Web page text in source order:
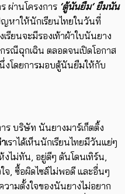
ผ่านโครงการ ‘ตู้นันยืม‘ยืมนัน
หาให้นักเรียนไทยในวันที่
เรียนจะมีรองเท้าผ้าใบนันยาง
รณีฉุกเฉิน ตลอดจนเปิดโอกาส
งโดยการมอบตู้นันยืมให้กับ
ร บริษัท นันยางมาร์เก็ตติ้ง
เราได้เห็นนักเรียนไทยมีวันแย่ๆ
งไม่ทัน, อยู่ดีๆ ดันโดนเทิร์น,
จ, ซื้อผิดไซส์ไม่พอดี และอื่นๆ
วามตั้งใจของนันยางไม่อยาก